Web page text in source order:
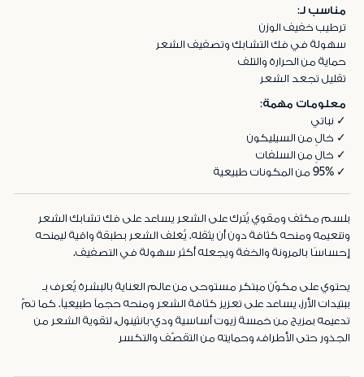
مناسب لـ:
ترطيب خفيف الوزن
سهولة في فك التشابك وتصفيف الشعر
حماية من الحرارة والتلف
تقليل تجعد الشعر
معلومات مهمة:
✓ نباتي
✓ خالٍ من السيليكون
✓ خالٍ من السلفات
✓ 95% من المكونات طبيعية
بلسم مكثف ومقوي يُترك على الشعر يساعد على فك تشابك الشعر
وتنعيمه ومنحه كثافة دون أن يثقله. يُغلف الشعر بطبقة واقية ليمنحه
إحساسًا بالمرونة والخفة ويجعله أكثر سهولة في التصفيف.
يحتوي على مكوّن مبتكر مستوحى من عالم العناية بالبشرة يُعرف بـ
ببتيدات الأرز، يساعد على تعزيز كثافة الشعر ومنحه حجماً طبيعياً. كما تمّ
تدعيمه بمزيج من خمسة زيوت أساسية ودي-بانثينول، لتقوية الشعر من
الجذور حتى الأطراف، وحمايته من التقصّف والتكسر